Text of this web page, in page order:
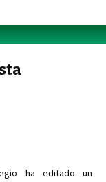
ha editado un